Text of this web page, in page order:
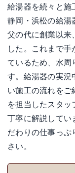
給湯器を続々と施
静岡・浜松の給湯
父の代に創業以来
した。これまで
ているため、水周
す。給湯器の実況
い施工の流れを
を担当したスタ
丁寧に解説してい
だわりの仕事っ
さい。